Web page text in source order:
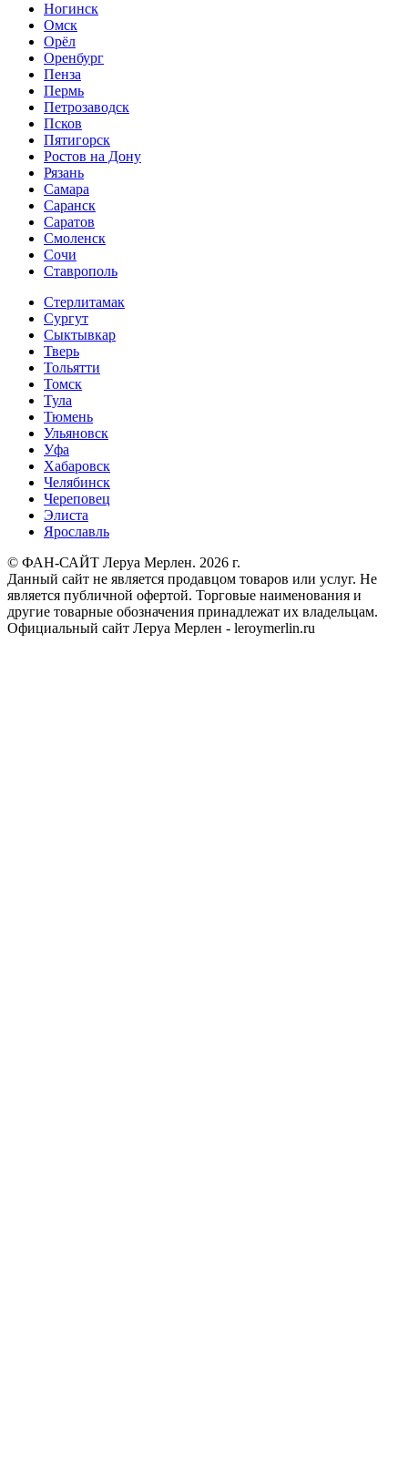
Ногинск
Омск
Орёл
Оренбург
Пенза
Пермь
Петрозаводск
Псков
Пятигорск
Ростов на Дону
Рязань
Самара
Саранск
Саратов
Смоленск
Сочи
Ставрополь
Стерлитамак
Сургут
Сыктывкар
Тверь
Тольятти
Томск
Тула
Тюмень
Ульяновск
Уфа
Хабаровск
Челябинск
Череповец
Элиста
Ярославль
© ФАН-САЙТ Леруа Мерлен. 2026 г.
Данный сайт не является продавцом товаров или услуг. Не
является публичной офертой. Торговые наименования и
другие товарные обозначения принадлежат их владельцам.
Официальный сайт Леруа Мерлен - leroymerlin.ru